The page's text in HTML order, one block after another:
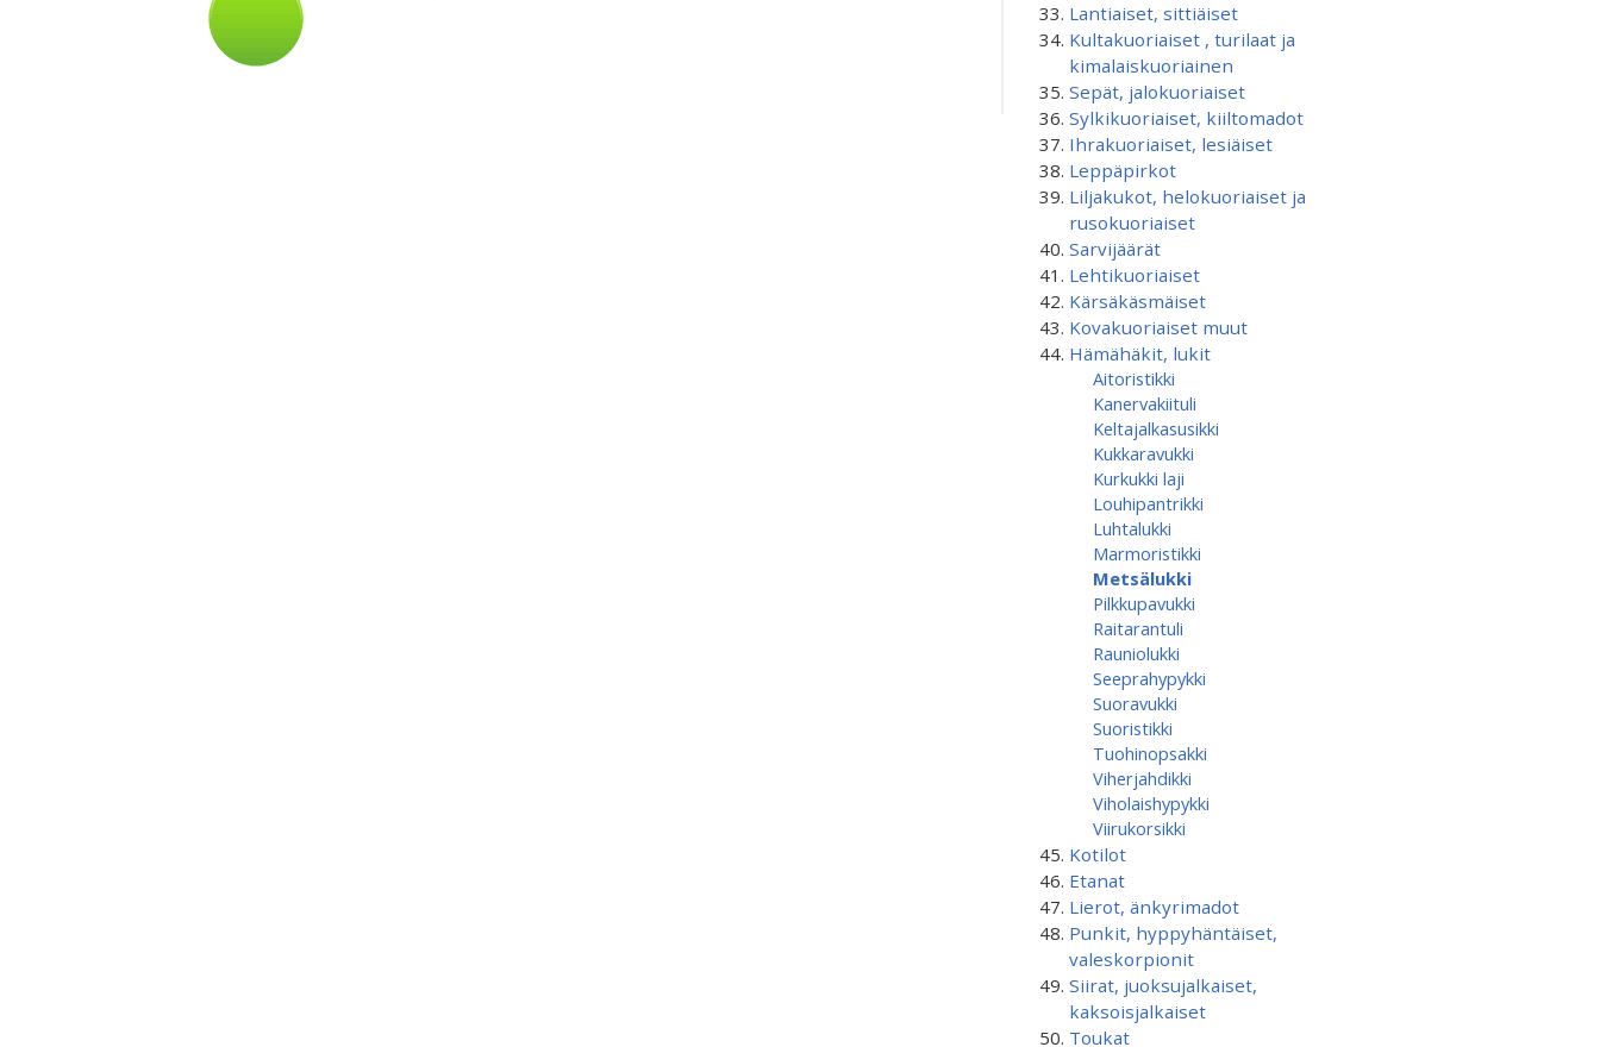
Lantiaiset, sittiäiset
Kultakuoriaiset , turilaat ja
kimalaiskuoriainen
Sepät, jalokuoriaiset
Sylkikuoriaiset, kiiltomadot
Ihrakuoriaiset, lesiäiset
Leppäpirkot
Liljakukot, helokuoriaiset ja
rusokuoriaiset
Sarvijäärät
Lehtikuoriaiset
Kärsäkäsmäiset
Kovakuoriaiset muut
Hämähäkit, lukit
Aitoristikki
Kanervakiituli
Keltajalkasusikki
Kukkaravukki
Kurkukki laji
Louhipantrikki
Luhtalukki
Marmoristikki
Metsälukki
Pilkkupavukki
Raitarantuli
Rauniolukki
Seeprahypykki
Suoravukki
Suoristikki
Tuohinopsakki
Viherjahdikki
Viholaishypykki
Viirukorsikki
Kotilot
Etanat
Lierot, änkyrimadot
Punkit, hyppyhäntäiset,
valeskorpionit
Siirat, juoksujalkaiset,
kaksoisjalkaiset
Toukat